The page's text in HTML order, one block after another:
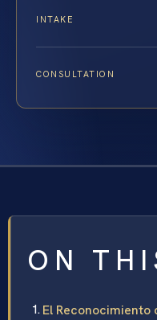
INTAKE
CONSULTATION
ON
El